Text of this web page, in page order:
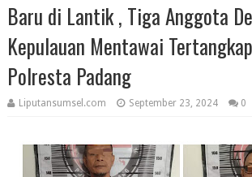
Baru di Lantik , Tiga Anggota
Kepulauan Mentawai
Polresta Padang
Liputansumsel.com September 23, 2024 0